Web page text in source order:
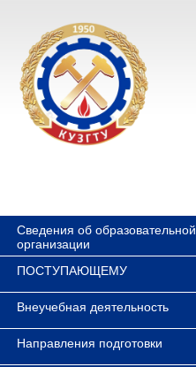
Сведения об образовательной
организации
ПОСТУПАЮЩЕМУ
Внеучебная деятельность
Направления подготовки